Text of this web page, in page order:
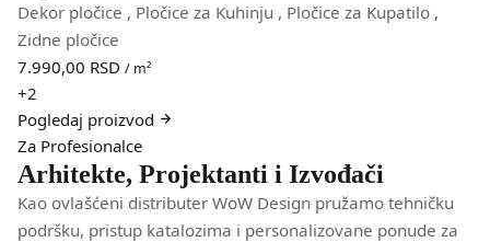
Dekor pločice , Pločice za Kuhinju , Pločice za Kupatilo ,
Zidne pločice
7.990,00 RSD / m²
+2
Pogledaj proizvod
Za Profesionalce
Arhitekte, Projektanti i Izvođači
Kao ovlašćeni distributer WoW Design pružamo tehničku
podršku, pristup katalozima i personalizovane ponude za